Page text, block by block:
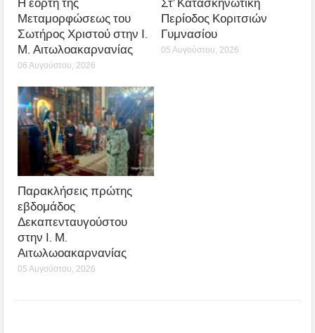
Μεταμορφώσεως του
Σωτήρος Χριστού στην Ι.
Μ. Αιτωλοακαρνανίας
06 Αυγούστου, 2026
Περίοδος Κοριτσιών
Γυμνασίου
05 Αυγούστου, 2026
Παρακλήσεις πρώτης
εβδομάδος
Δεκαπενταυγούστου
στην Ι. Μ.
Αιτωλωοακαρνανίας
05 Αυγούστου, 2026